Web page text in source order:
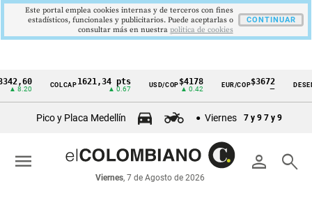
Cintillo
económicos
Colombia
COLCAP1621,34 pts USD/COP$4178
▲ 0.42
EUR/COP$3672
—
DESEMPLEO
Pico y Placa Medellín Viernes 7 y 9 7 y 9
person search
Viernes, 7 de Agosto de 2026
menu
Este portal emplea cookies internas y de terceros con fines
estadísticos, funcionales y publicitarios. Puede aceptarlas o
consultar más en nuestra politica de cookies
CONTINUAR